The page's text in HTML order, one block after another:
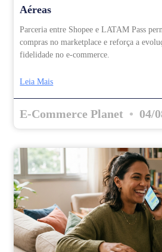
Aéreas
Parceria entre Shopee e LATAM Pass
compras no marketplace e reforça a
fidelidade no e-commerce.
Leia Mais
E-Commerce Planet 04/